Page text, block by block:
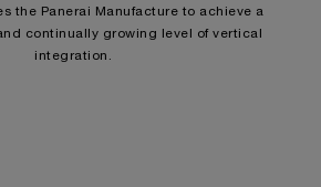
the Panerai Manufacture to achieve a
continually growing level of vertical
integration.